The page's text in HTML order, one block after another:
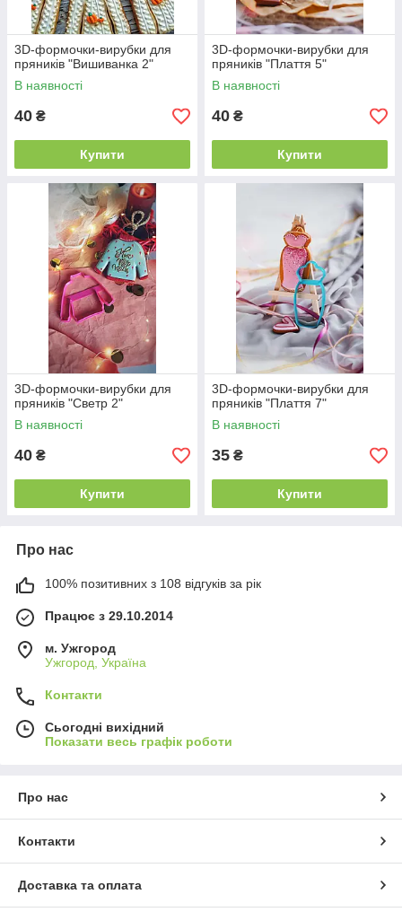
3D-формочки-вирубки для
пряників "Вишиванка 2"
В наявності
40 ₴
Купити
3D-формочки-вирубки для
пряників "Плаття 5"
В наявності
40 ₴
Купити
3D-формочки-вирубки для
пряників "Светр 2"
В наявності
40 ₴
Купити
3D-формочки-вирубки для
пряників "Плаття 7"
В наявності
35 ₴
Купити
Про нас
100% позитивних з 108 відгуків за рік
Працює з 29.10.2014
м. Ужгород
Ужгород, Україна
Контакти
Сьогодні вихідний
Показати весь графік роботи
Про нас
Контакти
Доставка та оплата